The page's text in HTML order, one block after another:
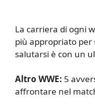
La carriera di ogni
più appropriato
salutarsi è con un
Altro WWE: 5
affrontare nel